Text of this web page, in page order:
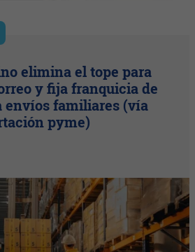
elimina el tope para
y fija franquicia de
envíos familiares (vía
pyme)